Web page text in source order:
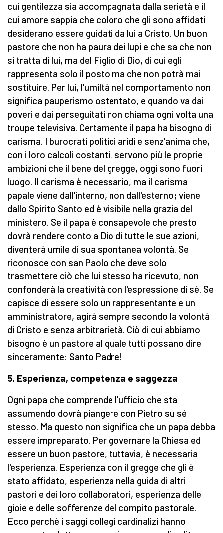
cui gentilezza sia accompagnata dalla serietà e il
cui amore sappia che coloro che gli sono affidati
desiderano essere guidati da lui a Cristo. Un buon
pastore che non ha paura dei lupi e che sa che non
si tratta di lui, ma del Figlio di Dio, di cui egli
rappresenta solo il posto ma che non potrà mai
sostituire. Per lui, l'umiltà nel comportamento non
significa pauperismo ostentato, e quando va dai
poveri e dai perseguitati non chiama ogni volta una
troupe televisiva. Certamente il papa ha bisogno di
carisma. I burocrati politici aridi e senz'anima che,
con i loro calcoli costanti, servono più le proprie
ambizioni che il bene del gregge, oggi sono fuori
luogo. Il carisma è necessario, ma il carisma
papale viene dall'interno, non dall'esterno; viene
dallo Spirito Santo ed è visibile nella grazia del
ministero. Se il papa è consapevole che presto
dovrà rendere conto a Dio di tutte le sue azioni,
diventerà umile di sua spontanea volontà. Se
riconosce con san Paolo che deve solo
trasmettere ciò che lui stesso ha ricevuto, non
confonderà la creatività con l'espressione di sé. Se
capisce di essere solo un rappresentante e un
amministratore, agirà sempre secondo la volontà
di Cristo e senza arbitrarietà. Ciò di cui abbiamo
bisogno è un pastore al quale tutti possano dire
sinceramente: Santo Padre!
5. Esperienza, competenza e saggezza
Ogni papa che comprende l'ufficio che sta
assumendo dovrà piangere con Pietro su sé
stesso. Ma questo non significa che un papa debba
essere impreparato. Per governare la Chiesa ed
essere un buon pastore, tuttavia, è necessaria
l'esperienza. Esperienza con il gregge che gli è
stato affidato, esperienza nella guida di altri
pastori e dei loro collaboratori, esperienza delle
gioie e delle sofferenze del compito pastorale.
Ecco perché i saggi collegi cardinalizi hanno